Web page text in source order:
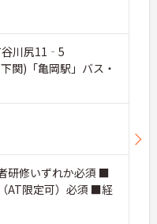
谷川尻11‐5
関)「亀岡駅」バス・
研修いずれか必須 ■
AT限定可）必須 ■経